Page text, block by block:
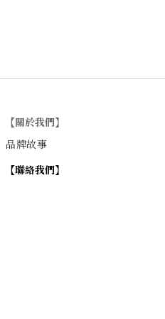
【關於我們】
品牌故事
【聯絡我們】